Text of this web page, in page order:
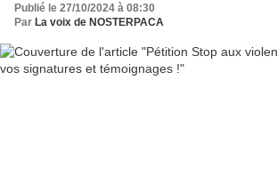
Publié le 27/10/2024 à 08:30
Par La voix de NOSTERPACA